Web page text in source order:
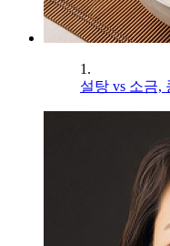
1.
설탕 vs 소금,